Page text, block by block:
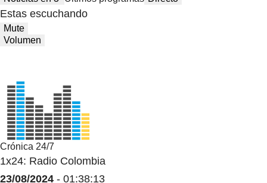
Estas escuchando
Mute
Volumen
Crónica 24/7
1x24: Radio Colombia
23/08/2024 - 01:38:13